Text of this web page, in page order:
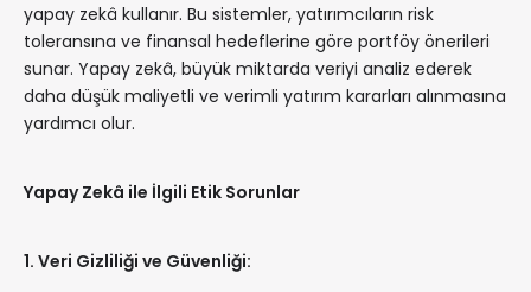
yapay zekâ kullanır. Bu sistemler, yatırımcıların risk
toleransına ve finansal hedeflerine göre portföy önerileri
sunar. Yapay zekâ, büyük miktarda veriyi analiz ederek
daha düşük maliyetli ve verimli yatırım kararları alınmasına
yardımcı olur.
Yapay Zekâ ile İlgili Etik Sorunlar
1. Veri Gizliliği ve Güvenliği: